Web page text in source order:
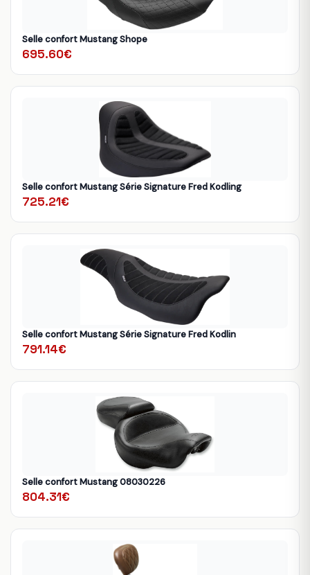
Selle confort Mustang Shope
695.60€
Selle confort Mustang Série Signature Fred Kodling
725.21€
Selle confort Mustang Série Signature Fred Kodlin
791.14€
Selle confort Mustang 08030226
804.31€